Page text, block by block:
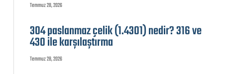
Temmuz 28, 2026
304 paslanmaz çelik (1.4301) nedir? 316 ve
430 ile karşılaştırma
Temmuz 28, 2026